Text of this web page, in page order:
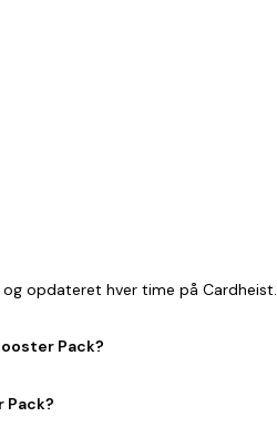
opdateret hver time på Cardheist.
Pack?
Pack?